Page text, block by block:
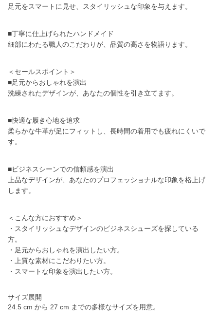
足元をスマートに見せ、スタイリッシュな印象を与えます。
■丁寧に仕上げられたハンドメイド
細部にわたる職人のこだわりが、品質の高さを物語ります。
＜セールスポイント＞
■足元からおしゃれを演出
洗練されたデザインが、あなたの個性を引き立てます。
■快適な履き心地を追求
柔らかな牛革が足にフィットし、長時間の着用でも疲れにくいで
す。
■ビジネスシーンでの信頼感を演出
上品なデザインが、あなたのプロフェッショナルな印象を格上げ
します。
＜こんな方におすすめ＞
・スタイリッシュなデザインのビジネスシューズを探している
方。
・足元からおしゃれを演出したい方。
・上質な素材にこだわりたい方。
・スマートな印象を演出したい方。
サイズ展開
24.5 cm から 27 cm までの多様なサイズを用意。